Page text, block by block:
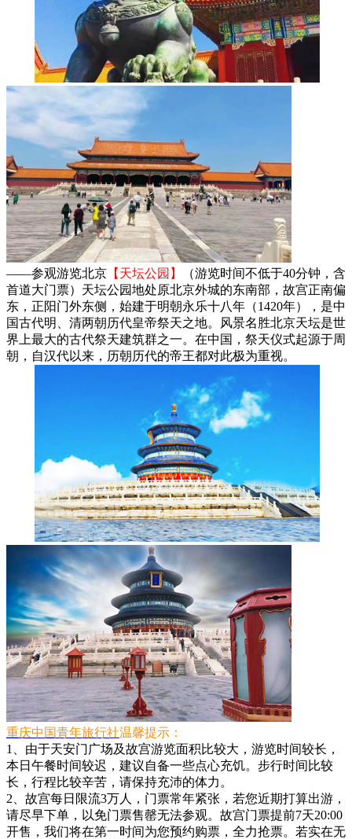
——参观游览北京 【天坛公园】
（游览时间不低于40分钟，含
首道大门票）天坛公园地处原北京外城的东南部，故宫正南偏
东，正阳门外东侧，始建于明朝永乐十八年（1420年），是中
国古代明、清两朝历代皇帝祭天之地。风景名胜北京天坛是世
界上最大的古代祭天建筑群之一。在中国，祭天仪式起源于周
朝，自汉代以来，历朝历代的帝王都对此极为重视。
重庆中国青年旅行社温馨提示：
1、由于天安门广场及故宫游览面积比较大，游览时间较长，
本日午餐时间较迟，建议自备一些点心充饥。步行时间比较
长，行程比较辛苦，请保持充沛的体力。
2、故宫每日限流3万人，门票常年紧张，若您近期打算出游，
请尽早下单，以免门票售罄无法参观。故宫门票提前7天20:00
开售，我们将在第一时间为您预约购票，全力抢票。若实在无